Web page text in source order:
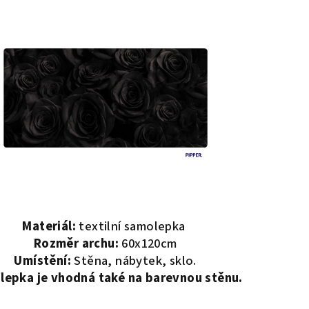
Materiál: textilní samolepka
Rozměr archu: 60x120cm
Umístění:Stěna, nábytek, sklo.
je vhodná také na barevnou stěnu.